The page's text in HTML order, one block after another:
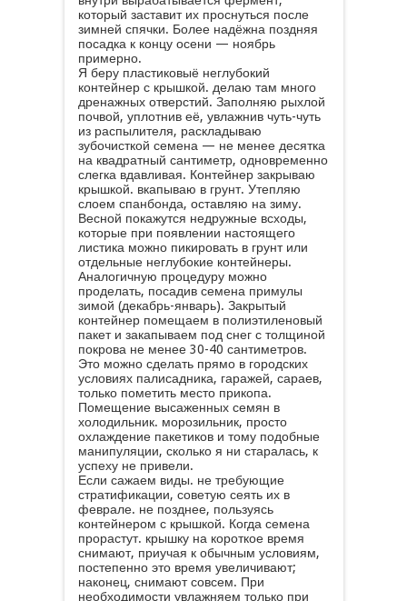
который заставит их проснуться после
зимней спячки. Более надёжна поздняя
посадка к концу осени — ноябрь
примерно.
Я беру пластиковыё неглубокий
контейнер с крышкой. делаю там много
дренажных отверстий. Заполняю рыхлой
почвой, уплотнив её, увлажнив чуть-чуть
из распылителя, раскладываю
зубочисткой семена — не менее десятка
на квадратный сантиметр, одновременно
слегка вдавливая. Контейнер закрываю
крышкой. вкапываю в грунт. Утепляю
слоем спанбонда, оставляю на зиму.
Весной покажутся недружные всходы,
которые при появлении настоящего
листика можно пикировать в грунт или
отдельные неглубокие контейнеры.
Аналогичную процедуру можно
проделать, посадив семена примулы
зимой (декабрь-январь). Закрытый
контейнер помещаем в полиэтиленовый
пакет и закапываем под снег с толщиной
покрова не менее 30-40 сантиметров.
Это можно сделать прямо в городских
условиях палисадника, гаражей, сараев,
только пометить место прикопа.
Помещение высаженных семян в
холодильник. морозильник, просто
охлаждение пакетиков и тому подобные
манипуляции, сколько я ни старалась, к
успеху не привели.
Если сажаем виды. не требующие
стратификации, советую сеять их в
феврале. не позднее, пользуясь
контейнером с крышкой. Когда семена
прорастут. крышку на короткое время
снимают, приучая к обычным условиям,
постепенно это время увеличивают;
наконец, снимают совсем. При
необходимости увлажняем только при